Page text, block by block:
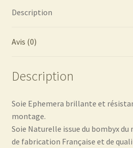
Description
Avis (0)
Description
Soie Ephemera brillante et
montage.
Soie Naturelle issue du bombyx du
de fabrication Française et de